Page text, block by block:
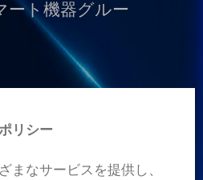
ート機器グルー
リシー
まなサービスを提供し、